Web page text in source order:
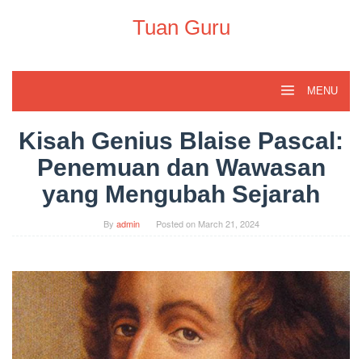
Tuan Guru
MENU
Kisah Genius Blaise Pascal:
Penemuan dan Wawasan
yang Mengubah Sejarah
By admin Posted on March 21, 2024